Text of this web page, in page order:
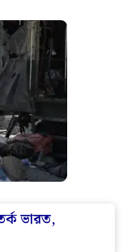
ভারত,